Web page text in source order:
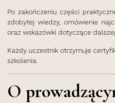
Po zakończeniu części
zdobytej wiedzy, omówienie
oraz wskazówki dotyczące
Każdy uczestnik otrzymuje
szkolenia.
O